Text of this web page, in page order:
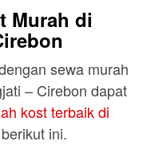
Murah di
sewa murah
– Cirebon dapat
kost terbaik di
berikut ini.